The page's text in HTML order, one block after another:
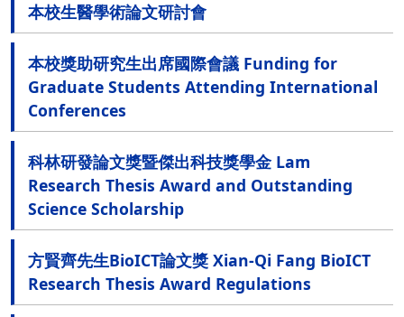
本校生醫學術論文研討會
本校獎助研究生出席國際會議 Funding for
Graduate Students Attending International
Conferences
科林研發論文獎暨傑出科技獎學金 Lam
Research Thesis Award and Outstanding
Science Scholarship
方賢齊先生BioICT論文獎 Xian-Qi Fang BioICT
Research Thesis Award Regulations